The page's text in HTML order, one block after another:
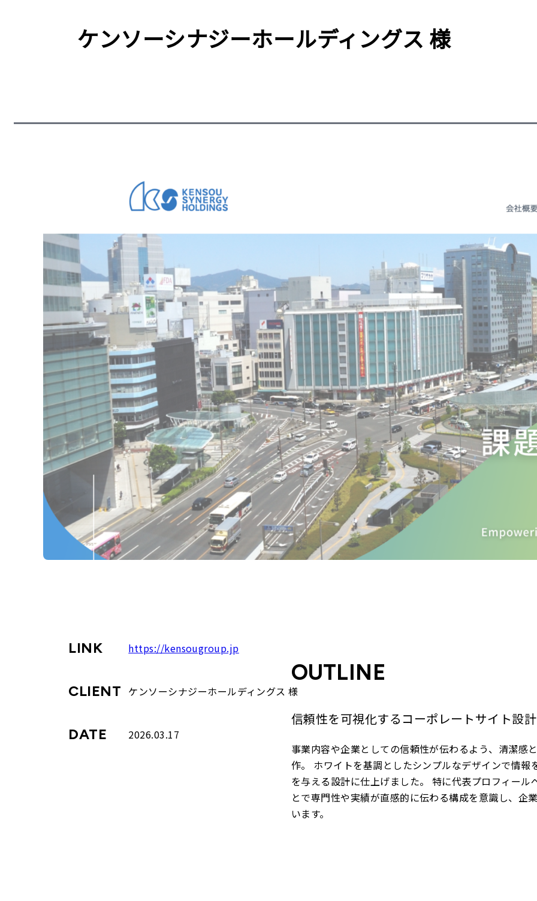
ケンソーシナジーホールディングス 様
LINK https://kensougroup.jp
CLIENT ケンソーシナジーホールディングス 様
DATE 2026.03.17
OUTLINE
信頼性を可視化するコーポレートサイト設計
事業内容や企業としての信頼性が伝わるよう、清潔感
作。 ホワイトを基調としたシンプルなデザインで情
を与える設計に仕上げました。 特に代表プロフィー
とで専門性や実績が直感的に伝わる構成を意識し、企
います。